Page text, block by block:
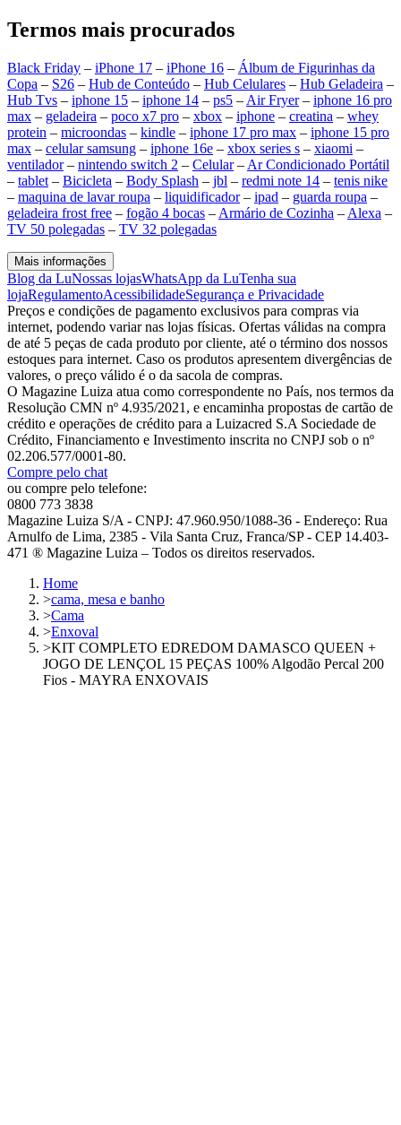
Termos mais procurados
Black Friday – iPhone 17 – iPhone 16 – Álbum de Figurinhas da
Copa – S26 – Hub de Conteúdo – Hub Celulares – Hub Geladeira –
Hub Tvs – iphone 15 – iphone 14 – ps5 – Air Fryer– iphone 16 pro
max – geladeira – poco x7 pro – xbox – iphone – creatina – whey
protein – microondas – kindle – iphone 17 pro max – iphone 15 pro
max – celular samsung – iphone 16e – xbox series s – xiaomi –
ventilador– nintendo switch 2 – Celular– Ar Condicionado Portátil
– tablet – Bicicleta – Body Splash – jbl – redmi note 14 – tenis nike
– maquina de lavar roupa – liquidificador– ipad – guarda roupa –
geladeira frost free – fogão 4 bocas – Armário de Cozinha – Alexa –
TV 50 polegadas – TV 32 polegadas
Mais informações
Blog da LuNossas lojasWhatsApp da LuTenha sua
lojaRegulamentoAcessibilidadeSegurança e Privacidade
Preços e condições de pagamento exclusivos para compras via
internet, podendo variar nas lojas físicas. Ofertas válidas na compra
de até 5 peças de cada produto por cliente, até o término dos nossos
estoques para internet. Caso os produtos apresentem divergências de
valores, o preço válido é o da sacola de compras.
O Magazine Luiza atua como correspondente no País, nos termos da
Resolução CMN nº 4.935/2021, e encaminha propostas de cartão de
crédito e operações de crédito para a Luizacred S.A Sociedade de
Crédito, Financiamento e Investimento inscrita no CNPJ sob o nº
02.206.577/0001-80.
Compre pelo chat
ou compre pelo telefone:
0800 773 3838
Magazine Luiza S/A - CNPJ: 47.960.950/1088-36 - Endereço: Rua
Arnulfo de Lima, 2385 - Vila Santa Cruz, Franca/SP - CEP 14.403-
471 ® Magazine Luiza – Todos os direitos reservados.
Home
>cama, mesa e banho
>Cama
>Enxoval
>KIT COMPLETO EDREDOM DAMASCO QUEEN +
JOGO DE LENÇOL 15 PEÇAS 100% Algodão Percal 200
Fios - MAYRA ENXOVAIS